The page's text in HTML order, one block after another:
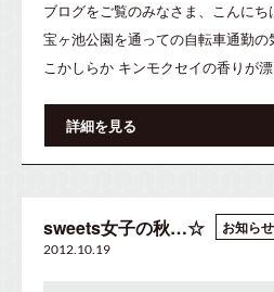
ブログをご覧のみなさま、こんに
宝ヶ池公園を通っての自転車通勤
こかしらか キンモクセイの香りが
詳細を見る
sweets女子の秋…☆ お知らせ
2012.10.19